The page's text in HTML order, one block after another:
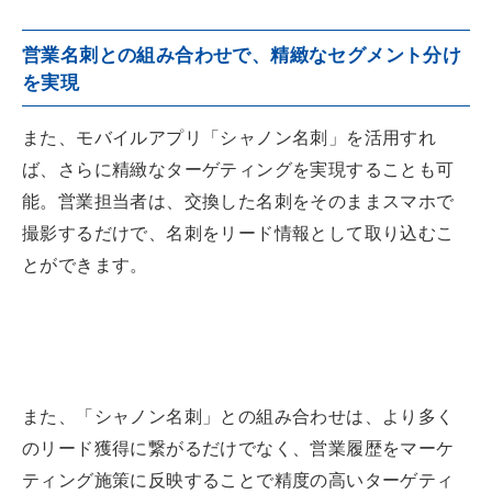
営業名刺との組み合わせで、精緻なセグメント分け
を実現
また、モバイルアプリ「シャノン名刺」を活用すれ
ば、さらに精緻なターゲティングを実現することも可
能。営業担当者は、交換した名刺をそのままスマホで
撮影するだけで、名刺をリード情報として取り込むこ
とができます。
また、「シャノン名刺」との組み合わせは、より多く
のリード獲得に繋がるだけでなく、営業履歴をマーケ
ティング施策に反映することで精度の高いターゲティ